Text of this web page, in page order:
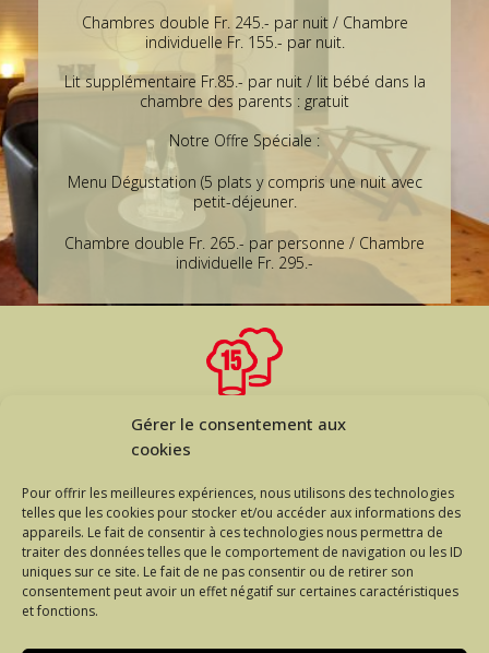
Gérer le consentement aux
cookies
Pour offrir les meilleures expériences, nous utilisons des technologies
telles que les cookies pour stocker et/ou accéder aux informations des
appareils. Le fait de consentir à ces technologies nous permettra de
traiter des données telles que le comportement de navigation ou les ID
uniques sur ce site. Le fait de ne pas consentir ou de retirer son
consentement peut avoir un effet négatif sur certaines caractéristiques
et fonctions.
Chambres double Fr. 245.- par nuit / Chambre
individuelle Fr. 155.- par nuit.
Lit supplémentaire Fr.85.- par nuit / lit bébé dans la
chambre des parents : gratuit
Notre Offre Spéciale :
Menu Dégustation (5 plats y compris une nuit avec
petit-déjeuner.
Chambre double Fr. 265.- par personne / Chambre
individuelle Fr. 295.-
RÉSERVATION PAR TÉLÉPHONE